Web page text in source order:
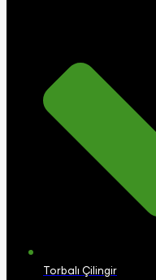
Torbalı Çilingir